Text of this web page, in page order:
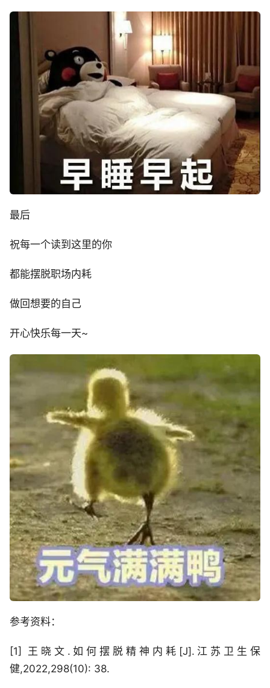
最后
祝每一个读到这里的你
都能摆脱职场内耗
做回想要的自己
开心快乐每一天~
参考资料：
[1] 王晓文.如何摆脱精神内耗[J].江苏卫生保
健,2022,298(10): 38.